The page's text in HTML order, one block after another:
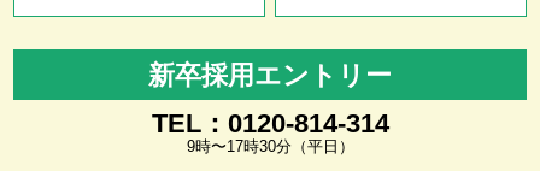
新卒採用エントリー
TEL：0120-814-314
9時〜17時30分（平日）